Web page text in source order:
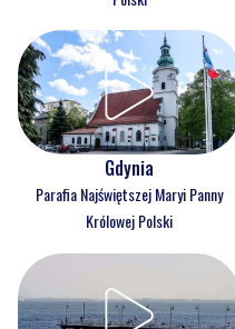
Gdynia
Parafia Najświętszej Maryi Panny
Królowej Polski